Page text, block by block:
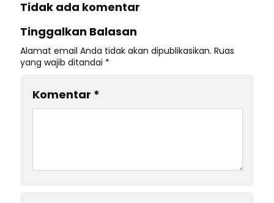
Tidak ada komentar
Tinggalkan Balasan
Alamat email Anda tidak akan dipublikasikan. Ruas
yang wajib ditandai *
Komentar *